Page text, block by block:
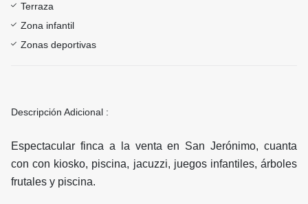
Terraza
Zona infantil
Zonas deportivas
Descripción Adicional :
Espectacular finca a la venta en San Jerónimo, cuanta
con con kiosko, piscina, jacuzzi, juegos infantiles, árboles
frutales y piscina.